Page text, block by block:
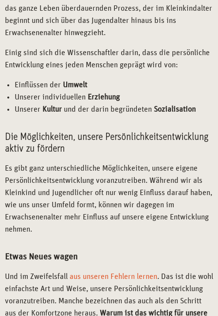
das ganze Leben überdauernden Prozess, der im Kleinkindalter
beginnt und sich über das Jugendalter hinaus bis ins
Erwachsenenalter hinwegzieht.
Einig sind sich die Wissenschaftler darin, dass die persönliche
Entwicklung eines jeden Menschen geprägt wird von:
Einflüssen der Umwelt
Unserer individuellen Erziehung
Unserer Kultur und der darin begründeten Sozialisation
Die Möglichkeiten, unsere Persönlichkeitsentwicklung
aktiv zu fördern
Es gibt ganz unterschiedliche Möglichkeiten, unsere eigene
Persönlichkeitsentwicklung voranzutreiben. Während wir als
Kleinkind und Jugendlicher oft nur wenig Einfluss darauf haben,
wie uns unser Umfeld formt, können wir dagegen im
Erwachsenenalter mehr Einfluss auf unsere eigene Entwicklung
nehmen.
Etwas Neues wagen
Und im Zweifelsfall aus unseren Fehlern lernen. Das ist die wohl
einfachste Art und Weise, unsere Persönlichkeitsentwicklung
voranzutreiben. Manche bezeichnen das auch als den Schritt
aus der Komfortzone heraus. Warum ist das wichtig für unsere